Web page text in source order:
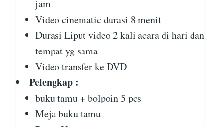
jam
Video cinematic durasi 8 menit
Durasi Liput video 2 kali acara di hari dan
tempat yg sama
Video transfer ke DVD
Pelengkap :
buku tamu + bolpoin 5 pcs
Meja buku tamu